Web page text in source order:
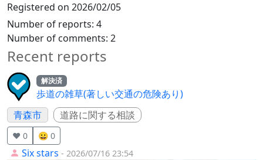
Registered on 2026/02/05
Number of reports: 4
Number of comments: 2
Recent reports
解決済
歩道の雑草(著しい交通の危険あり)
青森市
道路に関する相談
❤️ 0 😀 0
Six stars - 2026/07/16 23:54